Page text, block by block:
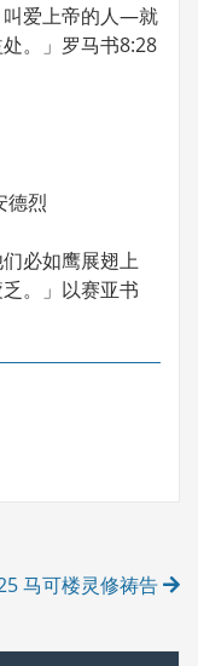
叫爱上帝的人—就
。」罗马书8:28
德烈
必如鹰展翅上
。」以赛亚书
马可楼灵修祷告